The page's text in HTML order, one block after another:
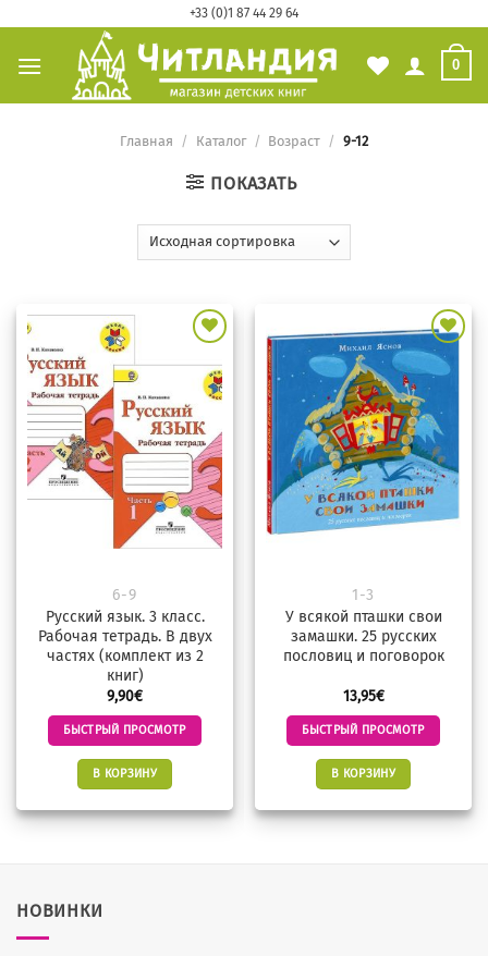
content
+33 (0)1 87 44 29 64
0
Главная / Каталог / Возраст / 9-12
ПОКАЗАТЬ
6-9
Русский язык. 3 класс.
Рабочая тетрадь. В двух
частях (комплект из 2
книг)
9,90€
БЫСТРЫЙ ПРОСМОТР
В КОРЗИНУ
1-3
У всякой пташки свои
замашки. 25 русских
пословиц и поговорок
13,95€
БЫСТРЫЙ ПРОСМОТР
В КОРЗИНУ
НОВИНКИ